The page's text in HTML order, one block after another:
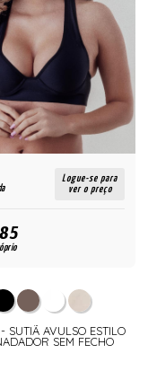
Logue-se para
ver o preço
SUTIÃ AVULSO ESTILO
SEM FECHO